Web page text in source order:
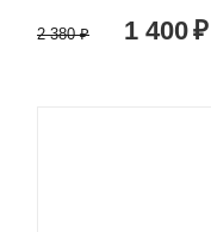
2 380 ₽ 1 400₽